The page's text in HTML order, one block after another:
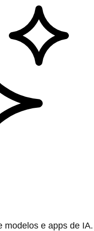
modelos e apps de IA.